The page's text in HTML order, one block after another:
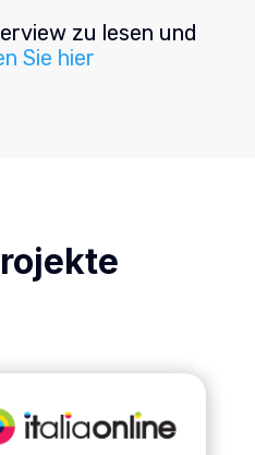
zu lesen und
Sie hier